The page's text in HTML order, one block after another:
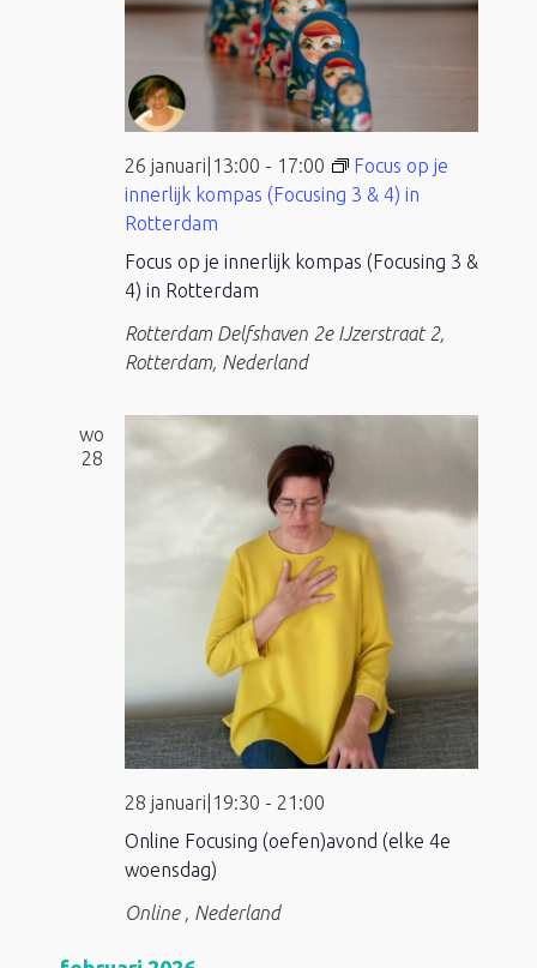
Focus op je innerlijk kompas (Focusing 3 &
4) in Rotterdam
26 januari|13:00 - 17:00
Focus op je
innerlijk kompas (Focusing 3 & 4) in
Rotterdam
Rotterdam Delfshaven 2e IJzerstraat 2,
Rotterdam, Nederland
wo
28
Online Focusing (oefen)avond (elke 4e
woensdag)
28 januari|19:30 - 21:00
Online , Nederland